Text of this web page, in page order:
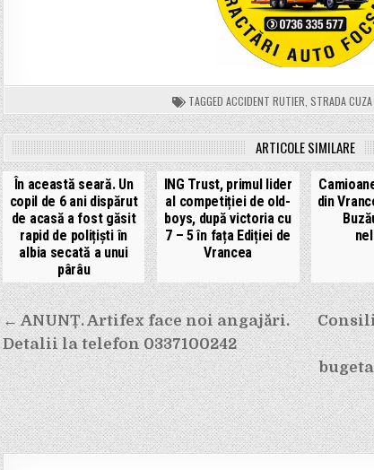
TAGGEDACCIDENT RUTIER STRADA
ARTICOLE SIMILARE
În această seară. Un
copil de 6 ani dispărut
de acasă a fost găsit
rapid de polițiști în
albia secată a unui
pârâu
ING Trust, primul lider
al competiției de old-
boys, după victoria cu
7 – 5 în fața Ediției de
Vrancea
din
Navigare
în
articole
← ANUNȚ. Artifex face noi angajări.
Detalii la telefon 0337100242